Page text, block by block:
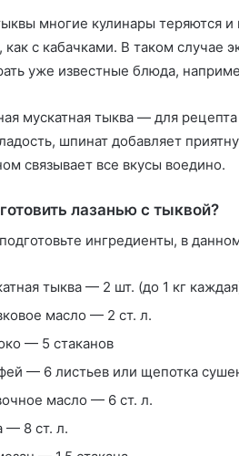
многие кулинары теряются
с кабачками. В таком случае
уже известные блюда,
мускатная тыква — для
шпинат добавляет
связывает все вкусы воедино.
лазанью с тыквой?
ингредиенты, в
тыква — 2 шт. (до 1 кг
масло — 2 ст. л.
— 5 стаканов
— 6 листьев или щепотка
масло — 6 ст. л.
— 8 ст. л.